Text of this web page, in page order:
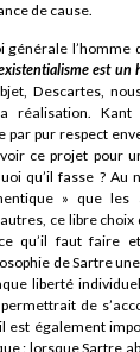
de cause.
générale
est un
Descartes,
réalisation. Kant
par pur respect
ce projet pour
qu’il fasse ? Au
» que les
ce libre choix
qu’il faut faire
de Sartre
liberté
de
est également
: lorsque Sartre